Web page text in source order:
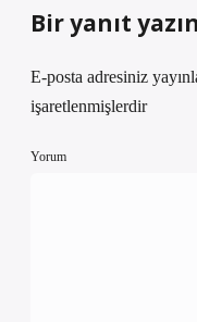
Bir yanıt yazın
E-posta adresiniz
işaretlenmişlerdir
Yorum